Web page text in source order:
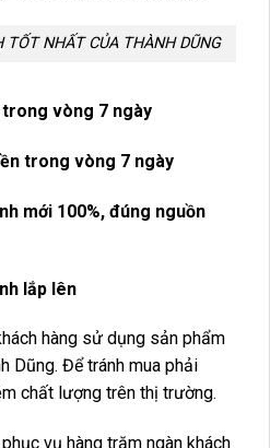
TỐT NHẤT CỦA THÀNH DŨNG
vòng 7 ngày
trong vòng 7 ngày
mới 100%, đúng nguồn
lắp lên
hàng sử dụng sản phẩm
Dũng. Để tránh mua phải
chất lượng trên thị trường.
vụ hàng trăm ngàn khách